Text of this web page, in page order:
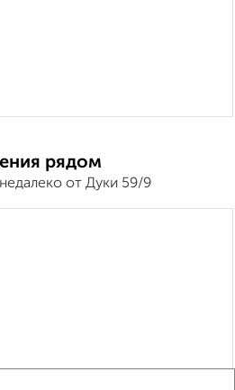
рядом
от Дуки 59/9